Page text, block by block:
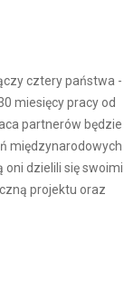
cztery państwa -
miesięcy pracy od
partnerów będzie
międzynarodowych
oni dzielili się swoimi
projektu oraz